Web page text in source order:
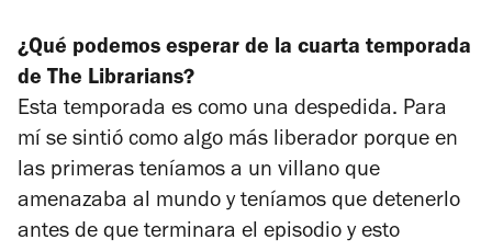
¿Qué podemos esperar de la cuarta temporada
de The Librarians?
Esta temporada es como una despedida. Para
mí se sintió como algo más liberador porque en
las primeras teníamos a un villano que
amenazaba al mundo y teníamos que detenerlo
antes de que terminara el episodio y esto